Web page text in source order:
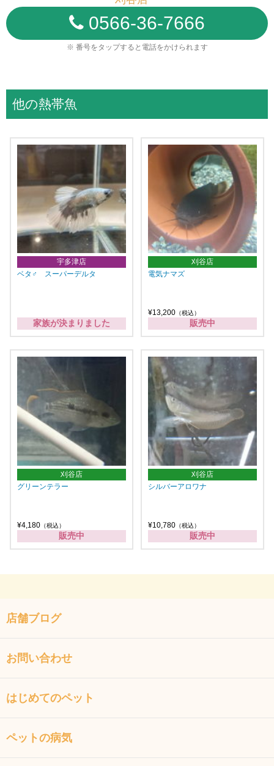
0566-36-7666
※ 番号をタップすると電話をかけられます
他の熱帯魚
宇多津店
ベタ♂ スーパーデルタ
家族が決まりました
刈谷店
電気ナマズ
¥13,200 （税込）
販売中
刈谷店
グリーンテラー
¥4,180 （税込）
販売中
刈谷店
シルバーアロワナ
¥10,780 （税込）
販売中
店舗ブログ
お問い合わせ
はじめてのペット
ペットの病気